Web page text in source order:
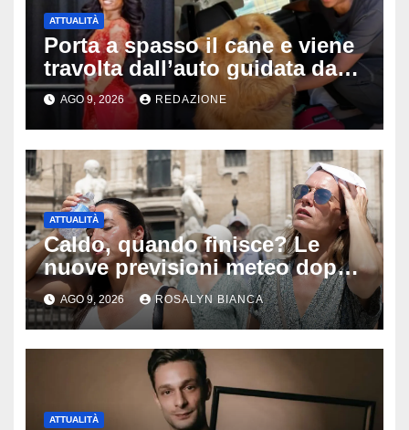
ATTUALITÀ
Porta a spasso il cane e viene
travolta dall’auto guidata da
due bambini di 4 e 6 anni: l’ex
miss Kiara Bowling lotta tra la
vita e la morte
AGO 9, 2026 REDAZIONE
ATTUALITÀ
Caldo, quando finisce? Le
nuove previsioni meteo dopo
Ferragosto: ecco quando
potrebbe arrivare la svolta
AGO 9, 2026 ROSALYN BIANCA
ATTUALITÀ